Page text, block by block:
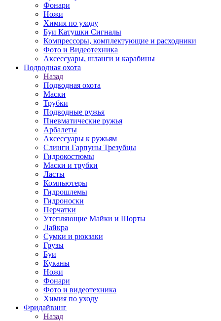
Фонари
Ножи
Химия по уходу
Буи Катушки Сигналы
Компрессоры, комплектующие и расходники
Фото и Видеотехника
Аксессуары, шланги и карабины
Подводная охота
Назад
Подводная охота
Маски
Трубки
Подводные ружья
Пневматические ружья
Арбалеты
Аксессуары к ружьям
Слинги Гарпуны Трезубцы
Гидрокостюмы
Маски и трубки
Ласты
Компьютеры
Гидрошлемы
Гидроноски
Перчатки
Утепляющие Майки и Шорты
Лайкра
Сумки и рюкзаки
Грузы
Буи
Куканы
Ножи
Фонари
Фото и видеотехника
Химия по уходу
Фридайвинг
Назад